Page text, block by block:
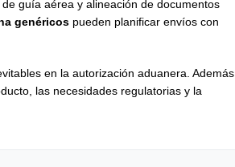
guía aérea y alineación de documentos
genéricos pueden planificar envíos con
en la autorización aduanera. Además,
las necesidades regulatorias y la